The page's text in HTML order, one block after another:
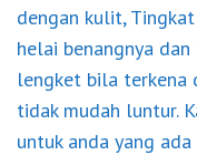
dengan kulit,
helai benangnya
lengket bila terkena
tidak mudah luntur.
untuk anda yang